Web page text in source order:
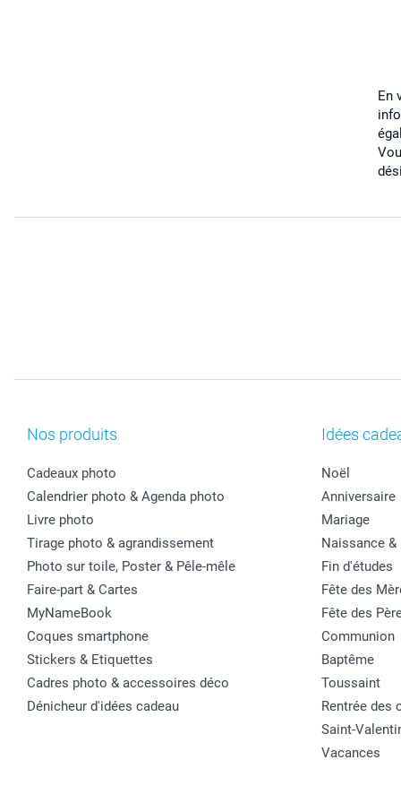
En
Nos produits
Cadeaux photo
Calendrier photo & Agenda photo
Livre photo
Tirage photo & agrandissement
Photo sur toile, Poster & Pêle-mêle
Faire-part & Cartes
MyNameBook
Coques smartphone
Stickers & Etiquettes
Cadres photo & accessoires déco
Dénicheur d'idées cadeau
Idées
Noël
Anniversaire
Mariage
Naissance &
Fin d'études
Fête des
Fête des
Communion
Baptême
Toussaint
Rentrée des
Saint-
Vacances